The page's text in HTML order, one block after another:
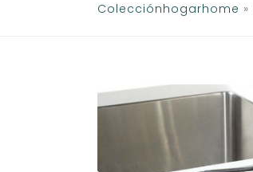
Colecciónhogarhome »